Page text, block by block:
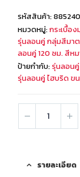
รหัสสินค้า:
หมวดหมู่:กระเบื้อ
รุ่นลอนคู่ กลุ่มสีมา
ลอนคู่ 120 ซม. สีห
ป้ายกำกับ:รุ่นลอน
รุ่นลอนคู่ ไฮบริด ข
รายละเอียด